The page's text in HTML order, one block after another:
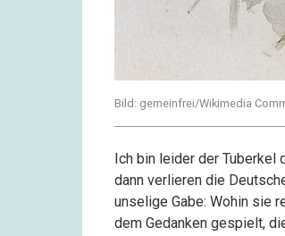
Bild: gemeinfrei/Wikimedia
Ich bin leider der Tuberkel
dann verlieren die
unselige Gabe: Wohin sie
dem Gedanken gespielt,